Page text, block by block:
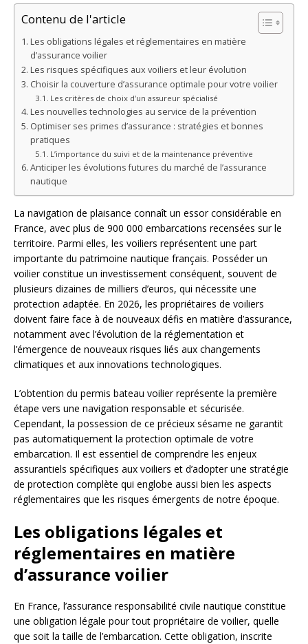
Contenu de l'article
Les obligations légales et réglementaires en matière
d’assurance voilier
Les risques spécifiques aux voiliers et leur évolution
Choisir la couverture d’assurance optimale pour votre voilier
Les critères de choix d’un assureur spécialisé
Les nouvelles technologies au service de la prévention
Optimiser ses primes d’assurance : stratégies et bonnes
pratiques
L’importance du suivi et de la maintenance préventive
Anticiper les évolutions futures du marché de l’assurance
nautique
La navigation de plaisance connaît un essor considérable en
France, avec plus de 900 000 embarcations recensées sur le
territoire. Parmi elles, les voiliers représentent une part
importante du patrimoine nautique français. Posséder un
voilier constitue un investissement conséquent, souvent de
plusieurs dizaines de milliers d’euros, qui nécessite une
protection adaptée. En 2026, les propriétaires de voiliers
doivent faire face à de nouveaux défis en matière d’assurance,
notamment avec l’évolution de la réglementation et
l’émergence de nouveaux risques liés aux changements
climatiques et aux innovations technologiques.
L’obtention du permis bateau voilier représente la première
étape vers une navigation responsable et sécurisée.
Cependant, la possession de ce précieux sésame ne garantit
pas automatiquement la protection optimale de votre
embarcation. Il est essentiel de comprendre les enjeux
assurantiels spécifiques aux voiliers et d’adopter une stratégie
de protection complète qui englobe aussi bien les aspects
réglementaires que les risques émergents de notre époque.
Les obligations légales et
réglementaires en matière
d’assurance voilier
En France, l’assurance responsabilité civile nautique constitue
une obligation légale pour tout propriétaire de voilier, quelle
que soit la taille de l’embarcation. Cette obligation, inscrite